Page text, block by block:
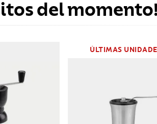
del momento!
ÚLTIMAS